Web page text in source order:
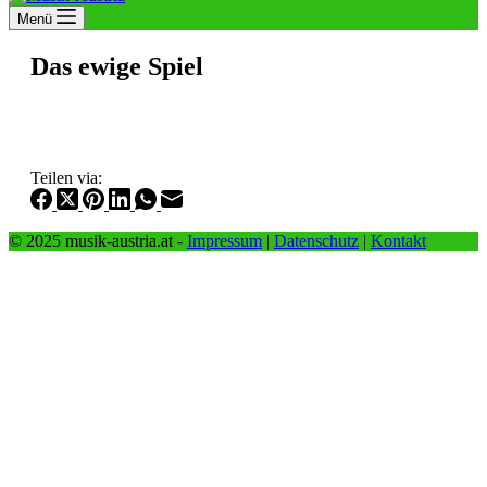
Menü
Das ewige Spiel
Teilen via:
© 2025 musik-austria.at - Impressum | Datenschutz | Kontakt